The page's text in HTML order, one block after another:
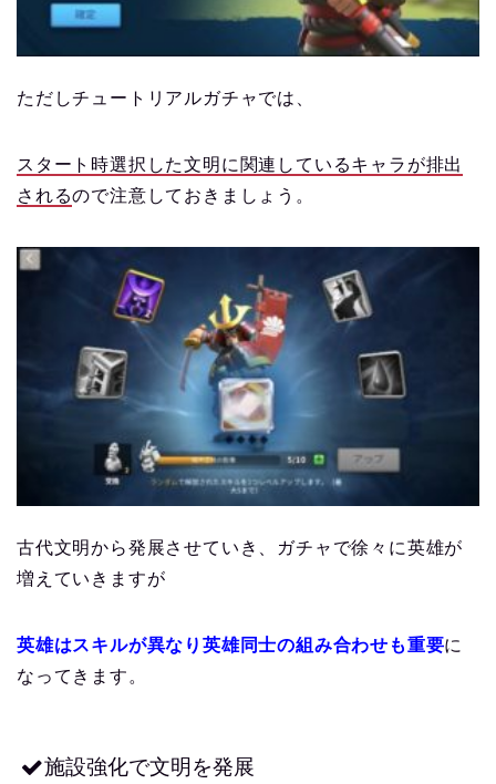
ただしチュートリアルガチャでは、
スタート時選択した文明に関連しているキャラが排出
されるので注意しておきましょう。
古代文明から発展させていき、ガチャで徐々に英雄が
増えていきますが
英雄はスキルが異なり英雄同士の組み合わせも重要に
なってきます。
施設強化で文明を発展